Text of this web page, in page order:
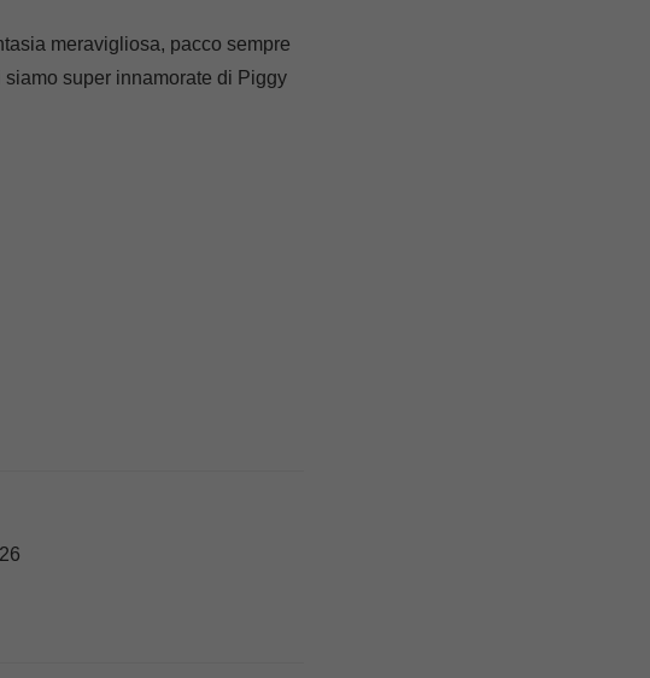
meravigliosa, pacco sempre
super innamorate di Piggy